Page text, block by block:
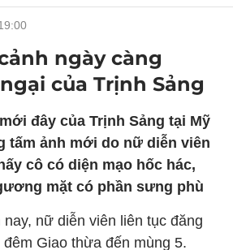
ngày càng
của Trịnh Sảng
đây của Trịnh Sảng tại Mỹ
tấm ảnh mới do nữ diễn viên
cô có diện mạo hốc hác,
mặt có phần sưng phù
nữ diễn viên liên tục đăng
Giao thừa đến mùng 5.